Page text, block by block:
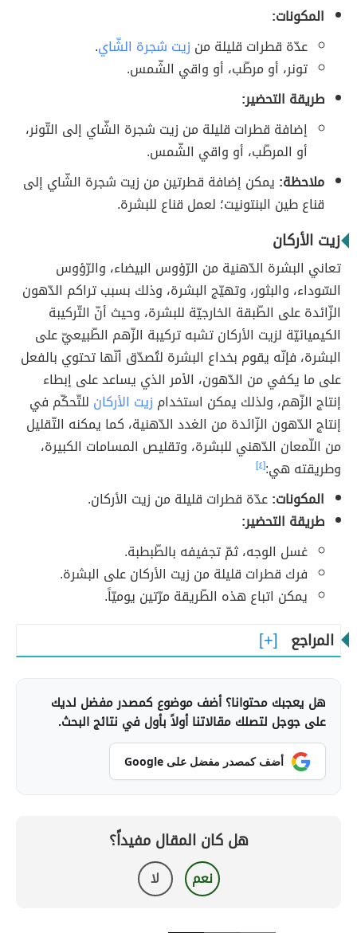
المكونات:
عدّة قطرات قليلة من زيت شجرة الشّاي.
تونر، أو مرطّب، أو واقي الشّمس.
طريقة التحضير:
إضافة قطرات قليلة من زيت شجرة الشّاي إلى التّونر،
أو المرطّب، أو واقي الشّمس.
ملاحظة: يمكن إضافة قطرتين من زيت شجرة الشّاي إلى
قناع طين البنتونيت؛ لعمل قناع للبشرة.
زيت الأركان
تعاني البشرة الدّهنية من الرّؤوس البيضاء، والرّؤوس
السّوداء، والبثور، وتهيّج البشرة، وذلك بسبب تراكم الدّهون
الزّائدة على الطّبقة الخارجيّة للبشرة، وحيث أنّ التّركيبة
الكيميائيّة لزيت الأركان تشبه تركيبة الزّهم الطّبيعيّ على
البشرة، فإنّه يقوم بخداع البشرة لتُصدّق أنّها تحتوي بالفعل
على ما يكفي من الدّهون، الأمر الذي يساعد على إبطاء
إنتاج الزّهم، ولذلك يمكن استخدام زيت الأركان للتّحكّم في
إنتاج الدّهون الزّائدة من الغدد الدّهنية، كما يمكنه التّقليل
من اللّمعان الدّهني للبشرة، وتقليص المسامات الكبيرة،
وطريقته هي:[٤]
المكونات:عدّة قطرات قليلة من زيت الأركان.
طريقة التحضير:
غسل الوجه، ثمّ تجفيفه بالطّبطبة.
فرك قطرات قليلة من زيت الأركان على البشرة.
يمكن اتباع هذه الطّريقة مرّتين يوميّاً.
المراجع
هل يعجبك محتوانا؟ أضف موضوع كمصدر مفضل لديك
على جوجل لتصلك مقالاتنا أولاً بأول في نتائج البحث.
أضف كمصدر مفضل على Google
هل كان المقال مفيداً؟
نعم لا